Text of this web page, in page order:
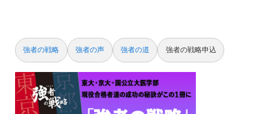
強者の戦略 強者の声 強者の道 強者の戦略申込